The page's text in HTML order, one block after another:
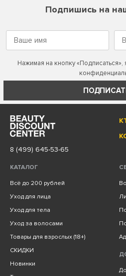
Подпишись на
Нажимая на кнопку
8 (499) 645-53-65
КАТАЛОГ
Всё до 200 рублей
Уход для лица
Уход для тела
Уход за волосами
Товары для взрослых (18+)
СКИДКИ
Новинки